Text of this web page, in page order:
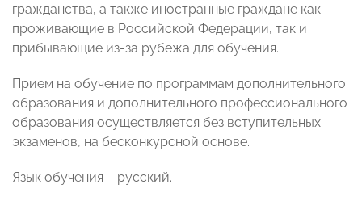
гражданства, а также иностранные граждане как
проживающие в Российской Федерации, так и
прибывающие из-за рубежа для обучения.
Прием на обучение по программам дополнительного
образования и дополнительного профессионального
образования осуществляется без вступительных
экзаменов, на бесконкурсной основе.
Язык обучения – русский.